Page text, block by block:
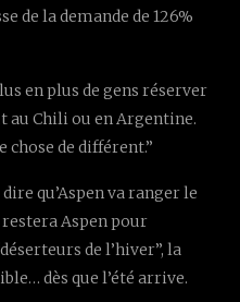
de la demande de 126%
en plus de gens réserver
au Chili ou en Argentine.
chose de différent.”
qu’Aspen va ranger le
Aspen pour
de l’hiver”, la
dès que l’été arrive.